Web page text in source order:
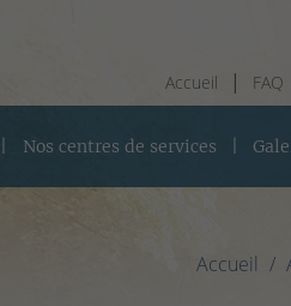
Accueil FAQ
Nos centres de services
Accueil